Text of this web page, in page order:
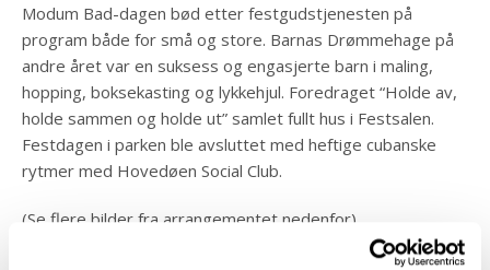
Modum Bad-dagen bød etter festgudstjenesten på
program både for små og store. Barnas Drømmehage på
andre året var en suksess og engasjerte barn i maling,
hopping, boksekasting og lykkehjul. Foredraget “Holde av,
holde sammen og holde ut” samlet fullt hus i Festsalen.
Festdagen i parken ble avsluttet med heftige cubanske
rytmer med Hovedøen Social Club.
(Se flere bilder fra arrangementet nedenfor)